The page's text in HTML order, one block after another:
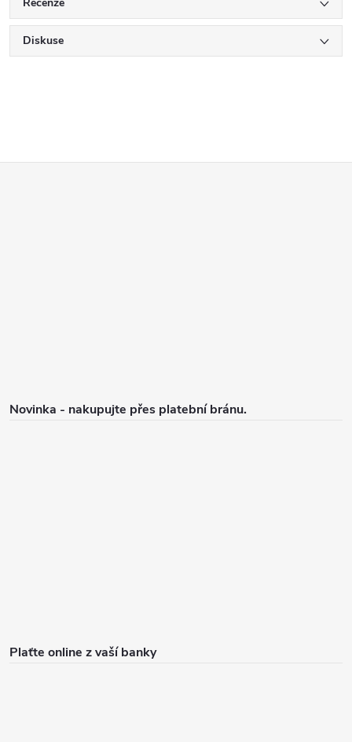
Diskuse
Novinka - nakupujte přes platební bránu.
Plaťte online z vaší banky